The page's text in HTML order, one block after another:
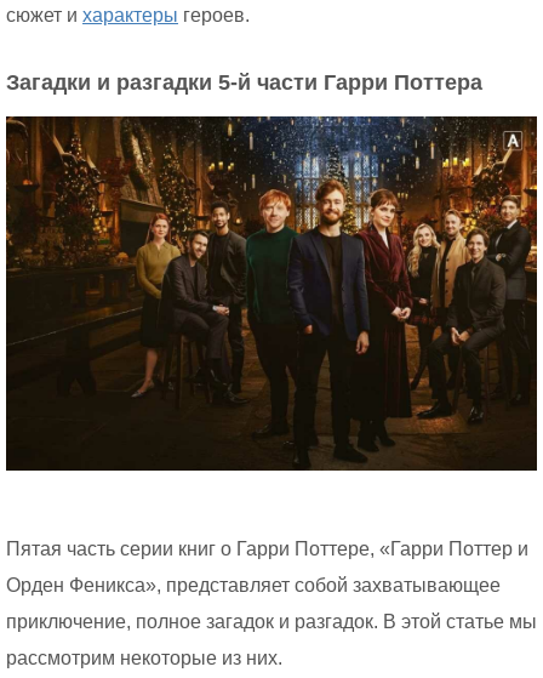
сюжет и характеры героев.
Загадки и разгадки 5-й части Гарри Поттера
Пятая часть серии книг о Гарри Поттере, «Гарри Поттер и
Орден Феникса», представляет собой захватывающее
приключение, полное загадок и разгадок. В этой статье мы
рассмотрим некоторые из них.